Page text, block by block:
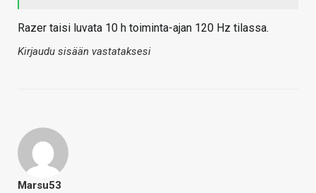
Razer taisi luvata 10 h toiminta-ajan 120 Hz tilassa.
Kirjaudu sisään vastataksesi
Marsu53